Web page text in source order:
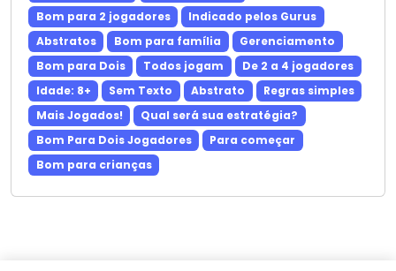
Bom para 2 jogadores
Indicado pelos Gurus
Abstratos
Bom para família
Gerenciamento
Bom para Dois
Todos jogam
De 2 a 4 jogadores
Idade: 8+
Sem Texto Abstrato
Regras simples
Mais Jogados!
Qual será sua estratégia?
Bom Para Dois Jogadores
Para começar
Bom para crianças